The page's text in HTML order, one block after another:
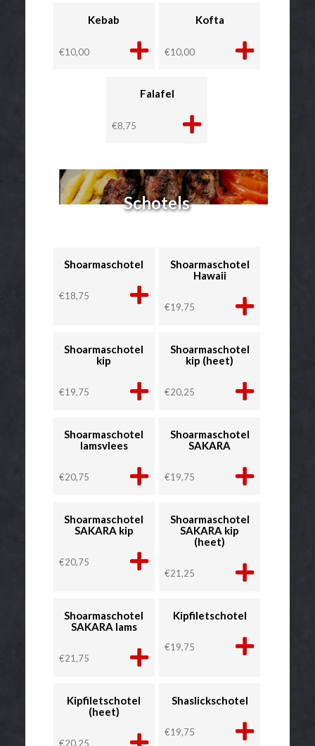
Kebab
€10,00
Kofta
€10,00
Falafel
€8,75
Schotels
Shoarmaschotel
€18,75
Shoarmaschotel
Hawaii
€19,75
Shoarmaschotel
kip
€19,75
Shoarmaschotel
kip (heet)
€20,25
Shoarmaschotel
lamsvlees
€20,75
Shoarmaschotel
SAKARA
€19,75
Shoarmaschotel
SAKARA kip
€20,75
Shoarmaschotel
SAKARA kip
(heet)
€21,25
Shoarmaschotel
SAKARA lams
€21,75
Kipfiletschotel
€19,75
Kipfiletschotel
(heet)
€20,25
Shaslickschotel
€19,75